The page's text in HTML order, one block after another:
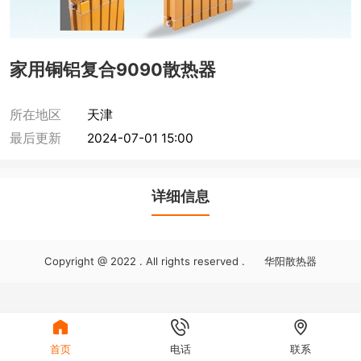
家用铜铝复合9090散热器
所在地区
天津
最后更新
2024-07-01 15:00
详细信息
Copyright @ 2022 . All rights reserved . 华阳散热器

首页

电话

联系